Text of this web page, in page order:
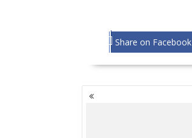
Share on Facebook
NAWIGACJA
PO